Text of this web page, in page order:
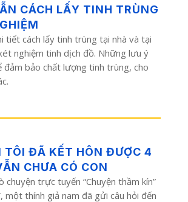
CÁCH LẤY TINH TRÙNG
tiết cách lấy tinh trùng tại nhà và tại
nghiệm tinh dịch đồ. Những lưu ý
đảm bảo chất lượng tinh trùng, cho
TÔI ĐÃ KẾT HÔN ĐƯỢC 4
CHƯA CÓ CON
trực tuyến “Chuyện thầm kín”
một thính giả nam đã gửi câu hỏi đến